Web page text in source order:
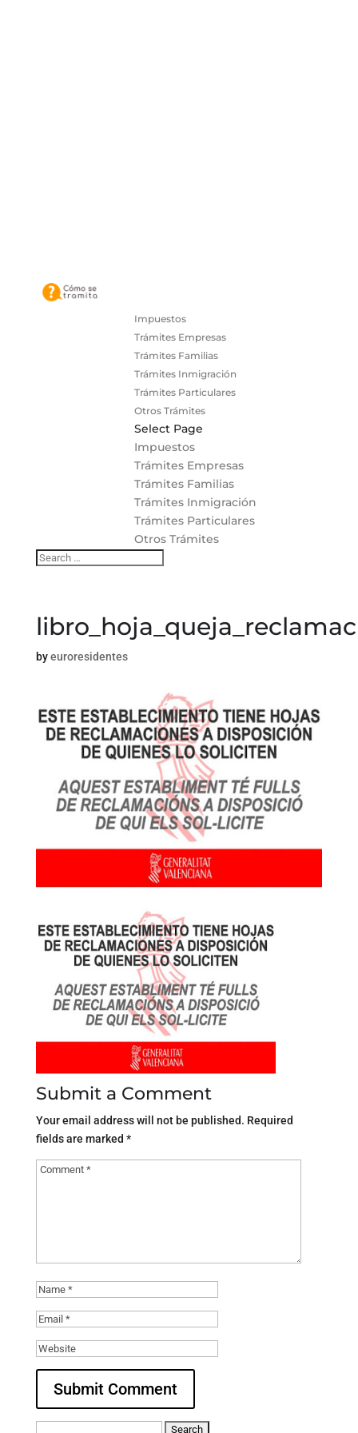
Impuestos
Trámites Empresas
Trámites Familias
Trámites Inmigración
Trámites Particulares
Otros Trámites
Select Page
Impuestos
Trámites Empresas
Trámites Familias
Trámites Inmigración
Trámites Particulares
Otros Trámites
byeuroresidentes
Submit a Comment
Your email address will not be published. Required
fields are marked *